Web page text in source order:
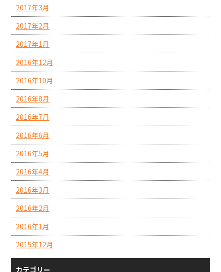
2017年3月
2017年2月
2017年1月
2016年12月
2016年10月
2016年8月
2016年7月
2016年6月
2016年5月
2016年4月
2016年3月
2016年2月
2016年1月
2015年12月
カテゴリー